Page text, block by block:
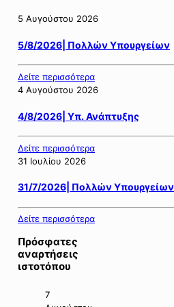
5 Αυγούστου 2026
5/8/2026| Πολλών Υπουργείων
Δείτε περισσότερα
4 Αυγούστου 2026
4/8/2026| Υπ. Ανάπτυξης
Δείτε περισσότερα
31 Ιουλίου 2026
31/7/2026| Πολλών Υπουργείων
Δείτε περισσότερα
Πρόσφατες
αναρτήσεις
ιστοτόπου
7